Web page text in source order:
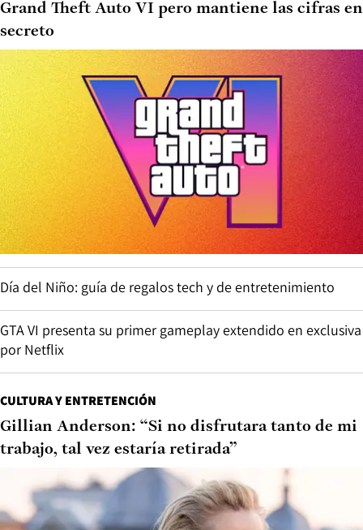
Grand Theft Auto VI pero mantiene las cifras en
secreto
Día del Niño: guía de regalos tech y de entretenimiento
GTA VI presenta su primer gameplay extendido en exclusiva
por Netflix
CULTURA Y ENTRETENCIÓN
Gillian Anderson: “Si no disfrutara tanto de mi
trabajo, tal vez estaría retirada”